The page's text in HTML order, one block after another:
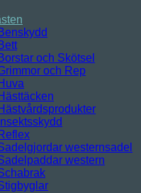
och Skötsel
och Rep
Insektsskydd
westernsadel
western